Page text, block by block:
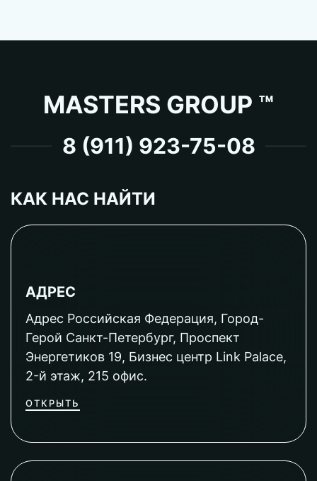
MASTERS GROUP ™
8 (911) 923-75-08
КАК НАС НАЙТИ
АДРЕС
Адрес Российская Федерация, Город-
Герой Санкт-Петербург, Проспект
Энергетиков 19, Бизнес центр Link Palace,
2-й этаж, 215 офис.
ОТКРЫТЬ